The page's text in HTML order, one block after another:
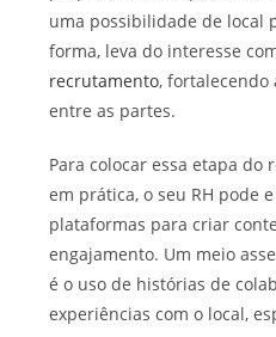
uma possibilidade de local
forma, leva do interesse
recrutamento, fortalecendo
entre as partes.
Para colocar essa etapa
em prática, o seu RH pode
plataformas para criar
engajamento. Um meio
é o uso de histórias de
experiências com o local,